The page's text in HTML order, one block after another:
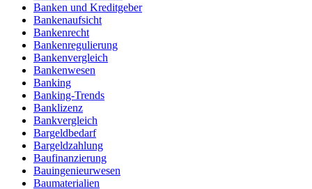
Banken und Kreditgeber
Bankenaufsicht
Bankenrecht
Bankenregulierung
Bankenvergleich
Bankenwesen
Banking
Banking-Trends
Banklizenz
Bankvergleich
Bargeldbedarf
Bargeldzahlung
Baufinanzierung
Bauingenieurwesen
Baumaterialien